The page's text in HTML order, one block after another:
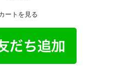
ートを見る